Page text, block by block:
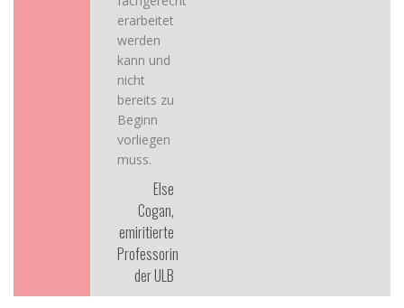
erarbeitet
werden
kann und
nicht
bereits zu
Beginn
vorliegen
muss.
Else
Cogan,
emiritierte
Professorin
der ULB